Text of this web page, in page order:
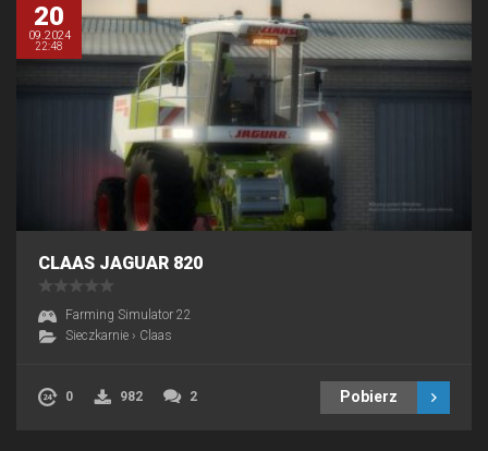
20
09.2024
22:48
CLAAS JAGUAR 820
Farming Simulator 22
Sieczkarnie › Claas
0 982 2 Pobierz